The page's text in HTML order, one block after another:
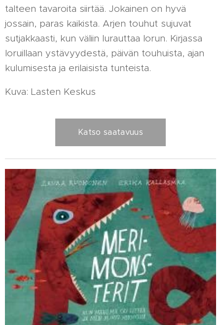
talteen tavaroita siirtää. Jokainen on hyvä
jossain, paras kaikista. Arjen touhut sujuvat
sutjakkaasti, kun väliin lurauttaa lorun. Kirjassa
loruillaan ystävyydestä, päivän touhuista, ajan
kulumisesta ja erilaisista tunteista.
Kuva: Lasten Keskus
Katso saatavuus